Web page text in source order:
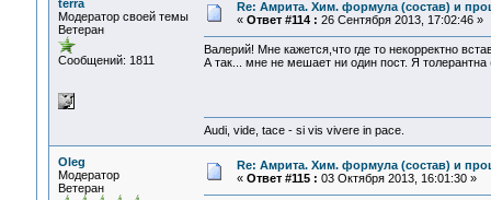
terra
Модератор своей темы
Ветеран
Сообщений: 1811
Re: Амрита. Хим. формула (состав) и
« Ответ #114 : 26 Сентября 2013, 17:02:46 »
Валерий! Мне кажется,что где то некорректно
А так... мне не мешает ни один пост. Я
Audi, vide, tace - si vis vivere in pace.
Oleg
Модератор
Ветеран
Re: Амрита. Хим. формула (состав) и
« Ответ #115 : 03 Октября 2013, 16:01:30 »